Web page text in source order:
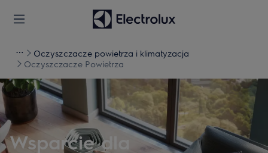
Oczyszczacze powietrza i klimatyzacja
Oczyszczacze Powietrza
Wsparcie dla